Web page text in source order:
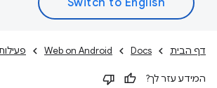
דף הבית Docs
Web on Android
המידע עזר לך?